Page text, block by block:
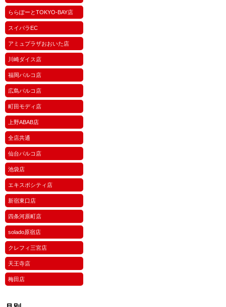
ららぽーとTOKYO-BAY店
スイパラEC
アミュプラザおおいた店
川崎ダイス店
福岡パルコ店
広島パルコ店
町田モディ店
上野ABAB店
全店共通
仙台パルコ店
池袋店
エキスポシティ店
新宿東口店
四条河原町店
solado原宿店
クレフィ三宮店
天王寺店
梅田店